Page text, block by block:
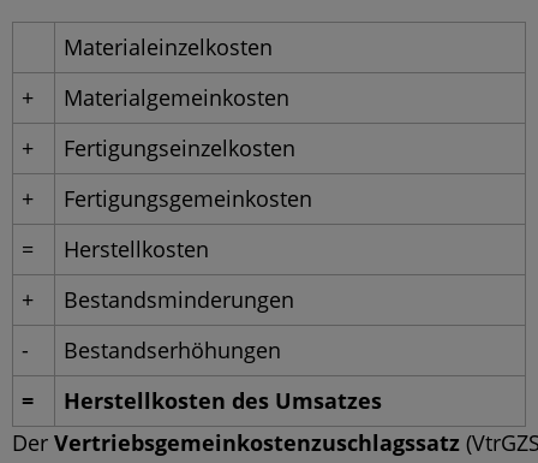
Materialeinzelkosten
+
Materialgemeinkosten
+
Fertigungseinzelkosten
+
Fertigungsgemeinkosten
=
Herstellkosten
+
Bestandsminderungen
-
Bestandserhöhungen
=
Herstellkosten des Umsatzes
Der Vertriebsgemeinkostenzuschlagssatz